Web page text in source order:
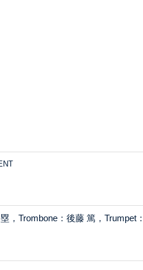
，Trombone：後藤 篤，Trumpet